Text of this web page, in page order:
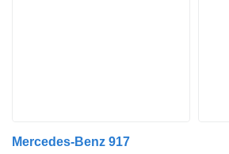
Mercedes-Benz 917